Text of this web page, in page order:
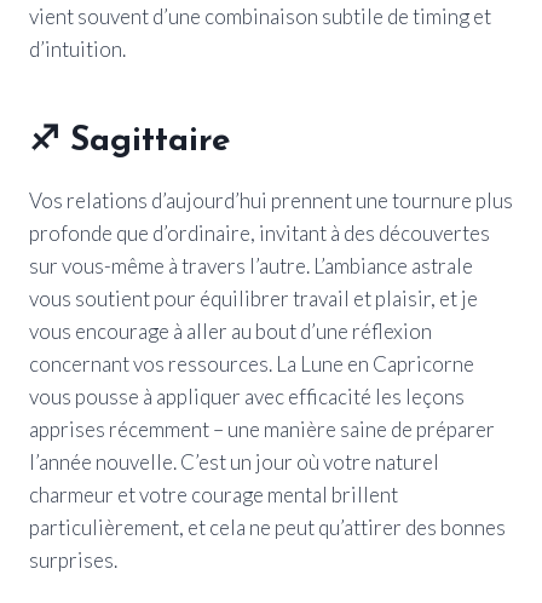
vient souvent d’une combinaison subtile de timing et
d’intuition.
♐ Sagittaire
Vos relations d’aujourd’hui prennent une tournure plus
profonde que d’ordinaire, invitant à des découvertes
sur vous-même à travers l’autre. L’ambiance astrale
vous soutient pour équilibrer travail et plaisir, et je
vous encourage à aller au bout d’une réflexion
concernant vos ressources. La Lune en Capricorne
vous pousse à appliquer avec efficacité les leçons
apprises récemment – une manière saine de préparer
l’année nouvelle. C’est un jour où votre naturel
charmeur et votre courage mental brillent
particulièrement, et cela ne peut qu’attirer des bonnes
surprises.